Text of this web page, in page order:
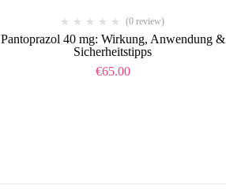
(0 review)
Pantoprazol 40 mg: Wirkung, Anwendung &
Sicherheitstipps
€65.00